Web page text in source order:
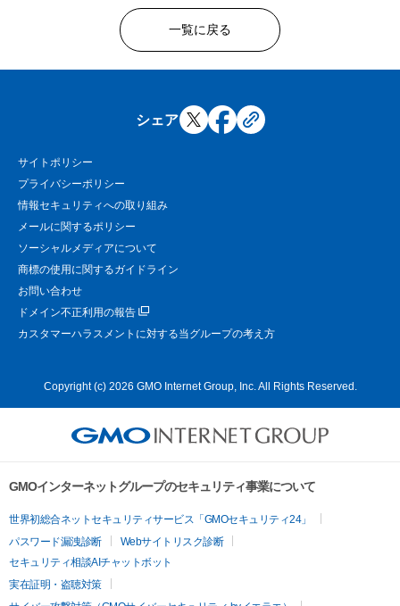
一覧に戻る
シェア
サイトポリシー
プライバシーポリシー
情報セキュリティへの取り組み
メールに関するポリシー
ソーシャルメディアについて
商標の使用に関するガイドライン
お問い合わせ
ドメイン不正利用の報告
カスタマーハラスメントに対する当グループの考え方
Copyright (c) 2026 GMO Internet Group, Inc. All Rights Reserved.
GMOインターネットグループのセキュリティ事業について
世界初総合ネットセキュリティサービス「GMOセキュリティ24」
パスワード漏洩診断
Webサイトリスク診断
セキュリティ相談AIチャットボット
実在証明・盗聴対策